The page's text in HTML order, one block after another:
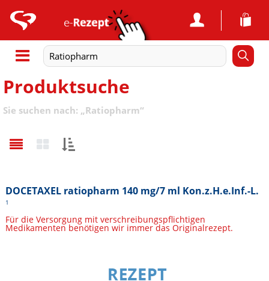
Produktsuche
Sie suchen nach: „Ratiopharm“
DOCETAXEL ratiopharm 140 mg/7 ml Kon.z.H.e.Inf.-L.
1
Für die Versorgung mit verschreibungspflichtigen
Medikamenten benötigen wir immer das Originalrezept.